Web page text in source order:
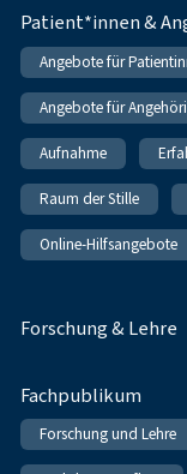
Patient*innen &
Angebote für
Angebote für
Aufnahme
Raum der Stille
Online-Hilfsangebote
Forschung & Lehre
Fachpublikum
Forschung und Lehre